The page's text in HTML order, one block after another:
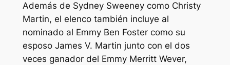
Además de Sydney Sweeney como Christy
Martin, el elenco también incluye al
nominado al Emmy Ben Foster como su
esposo James V. Martin junto con el dos
veces ganador del Emmy Merritt Wever,